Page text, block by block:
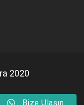
2020
Bize Ulaşın